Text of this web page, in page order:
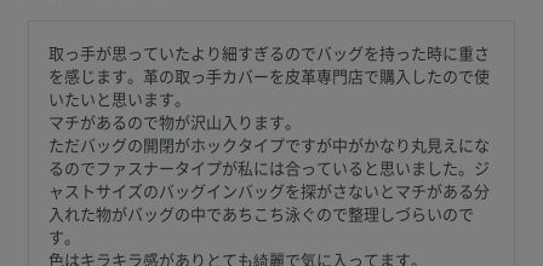
取っ手が思っていたより細すぎるのでバッグを持った時に重さ
を感じます。革の取っ手カバーを皮革専門店で購入したので使
いたいと思います。
マチがあるので物が沢山入ります。
ただバッグの開閉がホックタイプですが中がかなり丸見えにな
るのでファスナータイプが私には合っていると思いました。ジ
ャストサイズのバッグインバッグを探がさないとマチがある分
入れた物がバッグの中であちこち泳ぐので整理しづらいので
す。
色はキラキラ感がありとても綺麗で気に入ってます。